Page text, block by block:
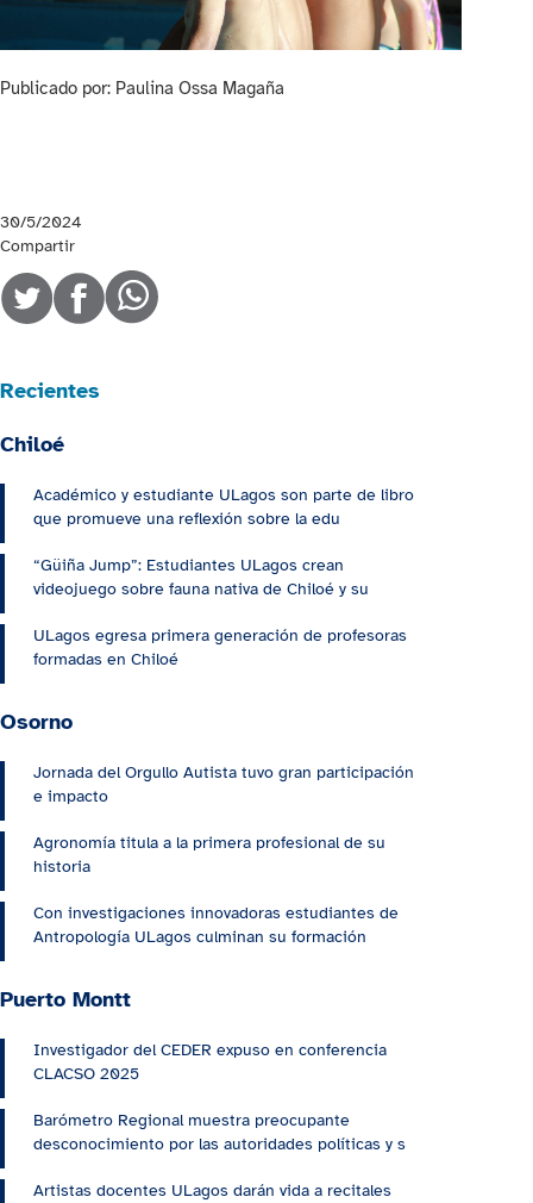
30/5/2024
Compartir
Recientes
Chiloé
Académico y estudiante ULagos son parte de libro
que promueve una reflexión sobre la edu
“Güiña Jump”: Estudiantes ULagos crean
videojuego sobre fauna nativa de Chiloé y su
ULagos egresa primera generación de profesoras
formadas en Chiloé
Osorno
Jornada del Orgullo Autista tuvo gran participación
e impacto
Agronomía titula a la primera profesional de su
historia
Con investigaciones innovadoras estudiantes de
Antropología ULagos culminan su formación
Puerto Montt
Investigador del CEDER expuso en conferencia
CLACSO 2025
Barómetro Regional muestra preocupante
desconocimiento por las autoridades políticas y s
Artistas docentes ULagos darán vida a recitales
Publicado por: Paulina Ossa Magaña